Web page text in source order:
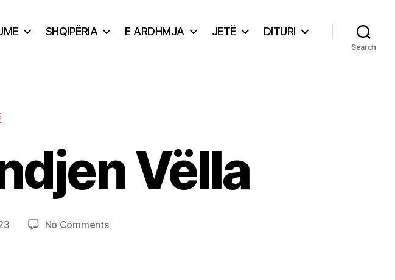
SHQIPËRIA E ARDHMJA JETË DITURI
Search
Vëlla
No Commentson